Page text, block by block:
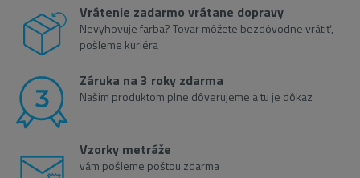
Vrátenie zadarmo vrátane dopravy
Nevyhovuje farba? Tovar môžete bezdôvodne vrátiť,
pošleme kuriéra
Záruka na 3 roky zdarma
Našim produktom plne dôverujeme a tu je dôkaz
Vzorky metráže
vám pošleme poštou zdarma